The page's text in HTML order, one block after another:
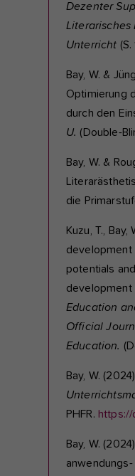
Dezenter
Literarisches
Unterricht
Bay, W. &
Optimierung
durch den
U. (Double-
Bay, W. &
die
Kuzu, T.,
development
potentials
development
Education
Official
Education.
Bay, W.
PHFR.
Bay, W.